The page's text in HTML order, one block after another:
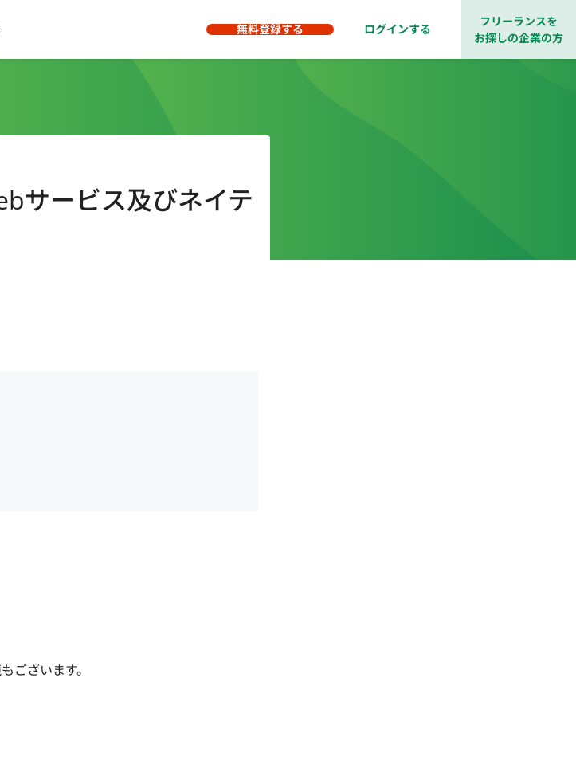
無料登録する ログインする
フリーランスを
お探しの企業の方
サービス及びネイテ
ございます。